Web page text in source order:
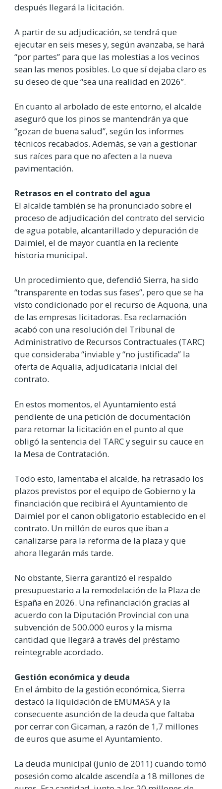
después llegará la licitación.
A partir de su adjudicación, se tendrá que
ejecutar en seis meses y, según avanzaba, se hará
“por partes” para que las molestias a los vecinos
sean las menos posibles. Lo que sí dejaba claro es
su deseo de que “sea una realidad en 2026”.
En cuanto al arbolado de este entorno, el alcalde
aseguró que los pinos se mantendrán ya que
“gozan de buena salud”, según los informes
técnicos recabados. Además, se van a gestionar
sus raíces para que no afecten a la nueva
pavimentación.
Retrasos en el contrato del agua
El alcalde también se ha pronunciado sobre el
proceso de adjudicación del contrato del servicio
de agua potable, alcantarillado y depuración de
Daimiel, el de mayor cuantía en la reciente
historia municipal.
Un procedimiento que, defendió Sierra, ha sido
“transparente en todas sus fases”, pero que se ha
visto condicionado por el recurso de Aquona, una
de las empresas licitadoras. Esa reclamación
acabó con una resolución del Tribunal de
Administrativo de Recursos Contractuales (TARC)
que consideraba “inviable y “no justificada” la
oferta de Aqualia, adjudicataria inicial del
contrato.
En estos momentos, el Ayuntamiento está
pendiente de una petición de documentación
para retomar la licitación en el punto al que
obligó la sentencia del TARC y seguir su cauce en
la Mesa de Contratación.
Todo esto, lamentaba el alcalde, ha retrasado los
plazos previstos por el equipo de Gobierno y la
financiación que recibirá el Ayuntamiento de
Daimiel por el canon obligatorio establecido en el
contrato. Un millón de euros que iban a
canalizarse para la reforma de la plaza y que
ahora llegarán más tarde.
No obstante, Sierra garantizó el respaldo
presupuestario a la remodelación de la Plaza de
España en 2026. Una refinanciación gracias al
acuerdo con la Diputación Provincial con una
subvención de 500.000 euros y la misma
cantidad que llegará a través del préstamo
reintegrable acordado.
Gestión económica y deuda
En el ámbito de la gestión económica, Sierra
destacó la liquidación de EMUMASA y la
consecuente asunción de la deuda que faltaba
por cerrar con Gicaman, a razón de 1,7 millones
de euros que asume el Ayuntamiento.
La deuda municipal (junio de 2011) cuando tomó
posesión como alcalde ascendía a 18 millones de